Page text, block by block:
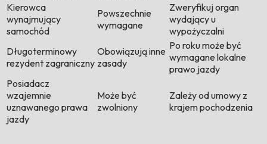
Kierowca
wynajmujący
samochód
Powszechnie
wymagane
Zweryfikuj organ
wydający u
wypożyczalni
Długoterminowy
rezydent zagraniczny
Obowiązują inne
zasady
Po roku może być
wymagane lokalne
prawo jazdy
Posiadacz
wzajemnie
uznawanego prawa
jazdy
Może być
zwolniony
Zależy od umowy z
krajem pochodzenia